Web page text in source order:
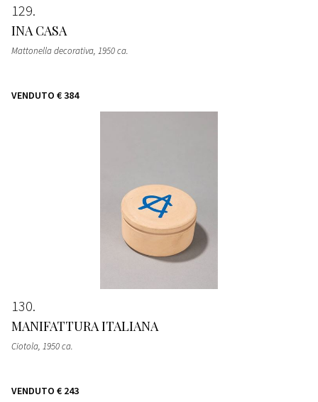
129
INA CASA
Mattonella decorativa, 1950 ca.
VENDUTO € 384
130
MANIFATTURA ITALIANA
Ciotola, 1950 ca.
VENDUTO € 243